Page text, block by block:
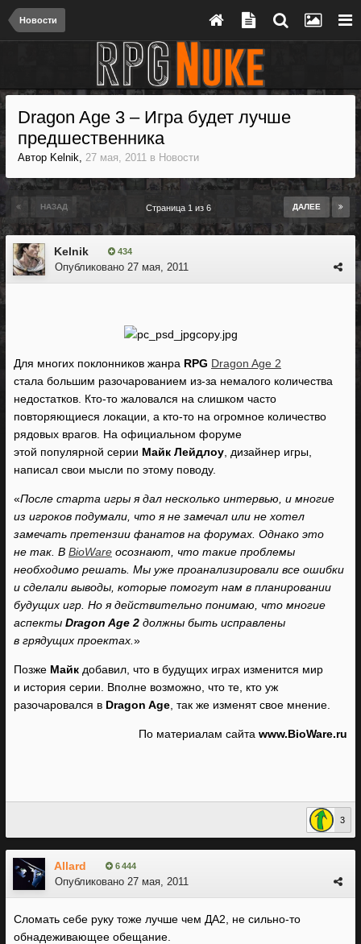
Новости
Dragon Age 3 – Игра будет лучше
предшественника
Автор Kelnik, 27 мая, 2011 в Новости
НАЗАД ДАЛЕЕ
Страница 1 из 6
Kelnik 434
Опубликовано 27 мая, 2011
Для многих поклонников жанра RPG Dragon Age 2
стала большим разочарованием из-за немалого количества
недостатков. Кто-то жаловался на слишком часто
повторяющиеся локации, а кто-то на огромное количество
рядовых врагов. На официальном форуме
этой популярной серии Майк Лейдлоу, дизайнер игры,
написал свои мысли по этому поводу.
«После старта игры я дал несколько интервью, и многие
из игроков подумали, что я не замечал или не хотел
замечать претензии фанатов на форумах. Однако это
не так. В BioWare осознают, что такие проблемы
необходимо решать. Мы уже проанализировали все ошибки
и сделали выводы, которые помогут нам в планировании
будущих игр. Но я действительно понимаю, что многие
аспекты Dragon Age 2 должны быть исправлены
в грядущих проектах.»
Позже Майк добавил, что в будущих играх изменится мир
и история серии. Вполне возможно, что те, кто уж
разочаровался в Dragon Age, так же изменят свое мнение.
По материалам сайта www.BioWare.ru
3
Allard 6 444
Опубликовано 27 мая, 2011
Сломать себе руку тоже лучше чем ДА2, не сильно-то
обнадеживающее обещание.